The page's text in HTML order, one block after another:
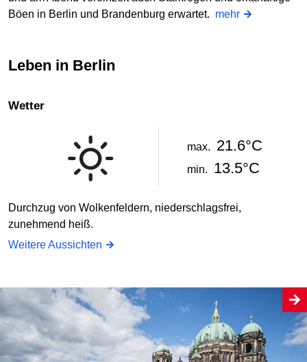
Böen in Berlin und Brandenburg erwartet. mehr
Leben in Berlin
Wetter
max. 21.6°C
min. 13.5°C
Durchzug von Wolkenfeldern, niederschlagsfrei,
zunehmend heiß.
Weitere Aussichten